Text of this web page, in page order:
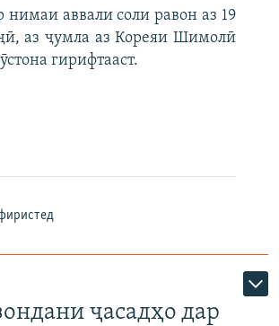
нимаи аввали соли равон аз 19
аз ҷумла аз Кореяи Шимолӣ
гирифтааст.
ҷасадҳо дар